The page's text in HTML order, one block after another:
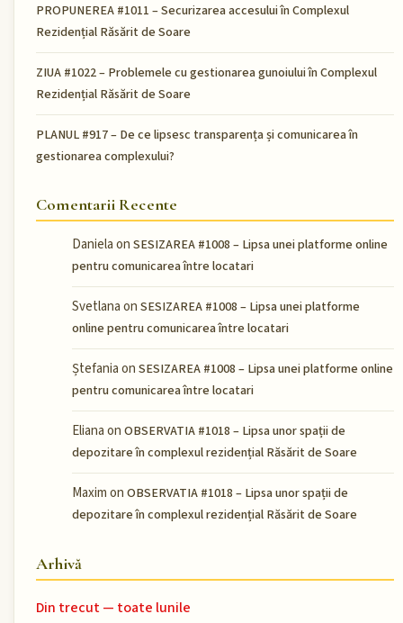
PROPUNEREA #1011 – Securizarea accesului în Complexul
Rezidențial Răsărit de Soare
ZIUA #1022 – Problemele cu gestionarea gunoiului în Complexul
Rezidențial Răsărit de Soare
PLANUL #917 – De ce lipsesc transparența și comunicarea în
gestionarea complexului?
Comentarii Recente
Danielaon SESIZAREA #1008 – Lipsa unei platforme online
pentru comunicarea între locatari
Svetlanaon SESIZAREA #1008 – Lipsa unei platforme
online pentru comunicarea între locatari
Ștefaniaon SESIZAREA #1008 – Lipsa unei platforme online
pentru comunicarea între locatari
Elianaon OBSERVATIA #1018 – Lipsa unor spații de
depozitare în complexul rezidențial Răsărit de Soare
Maximon OBSERVATIA #1018 – Lipsa unor spații de
depozitare în complexul rezidențial Răsărit de Soare
Arhivă
Din trecut — toate lunile